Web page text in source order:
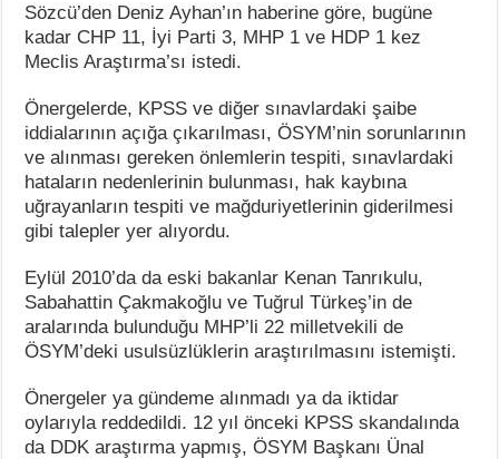
Sözcü’den Deniz Ayhan’ın haberine göre, bugüne
kadar CHP 11, İyi Parti 3, MHP 1 ve HDP 1 kez
Meclis Araştırma’sı istedi.
Önergelerde, KPSS ve diğer sınavlardaki şaibe
iddialarının açığa çıkarılması, ÖSYM’nin sorunlarının
ve alınması gereken önlemlerin tespiti, sınavlardaki
hataların nedenlerinin bulunması, hak kaybına
uğrayanların tespiti ve mağduriyetlerinin giderilmesi
gibi talepler yer alıyordu.
Eylül 2010’da da eski bakanlar Kenan Tanrıkulu,
Sabahattin Çakmakoğlu ve Tuğrul Türkeş’in de
aralarında bulunduğu MHP’li 22 milletvekili de
ÖSYM’deki usulsüzlüklerin araştırılmasını istemişti.
Önergeler ya gündeme alınmadı ya da iktidar
oylarıyla reddedildi. 12 yıl önceki KPSS skandalında
da DDK araştırma yapmış, ÖSYM Başkanı Ünal